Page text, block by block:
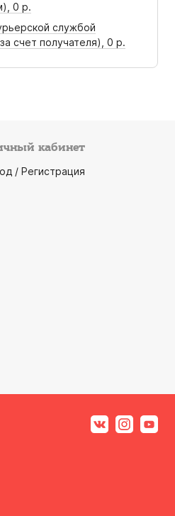
0 р.
службой
счет получателя),
0 р.
кабинет
/ Регистрация